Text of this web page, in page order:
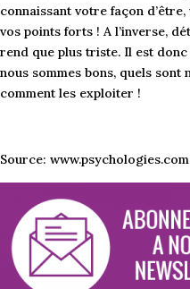
connaissant votre façon
vos points forts ! A l’inverse,
rend que plus triste. Il est
nous sommes bons, quels
comment les exploiter !
Source: www.psychologies.com